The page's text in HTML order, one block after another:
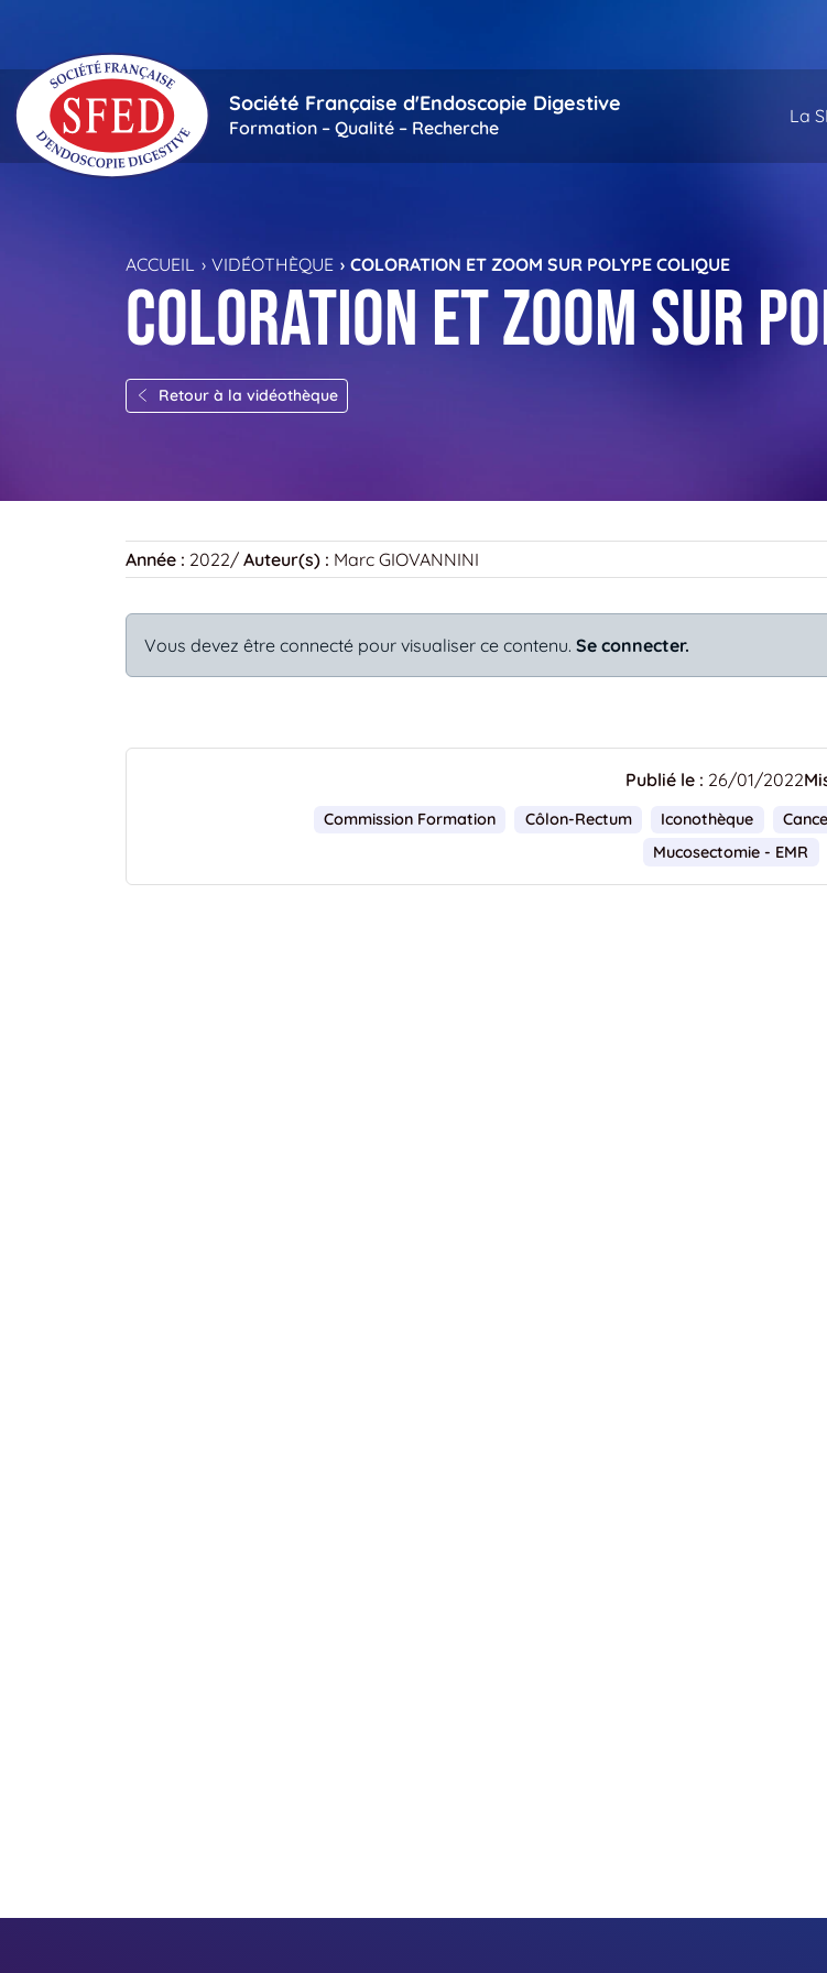
Société Française d'Endoscopie Digestive
Formation – Qualité – Recherche
La
ACCUEIL VIDÉOTHÈQUE COLORATION ET ZOOM SUR POLYPE COLIQUE
Coloration et zoom sur
Retour à la vidéothèque
Année : 2022/ Auteur(s) : Marc GIOVANNINI
Vous devez être connecté pour visualiser ce contenu. Se connecter.
Publié le : 26/01/2022
Commission Formation Côlon-Rectum Iconothèque
Mucosectomie - EMR